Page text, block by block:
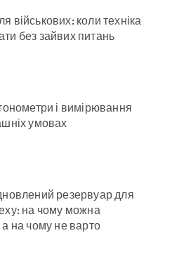
військових: коли техніка
без зайвих питань
і вимірювання
умовах
резервуар для
на чому можна
на чому не варто